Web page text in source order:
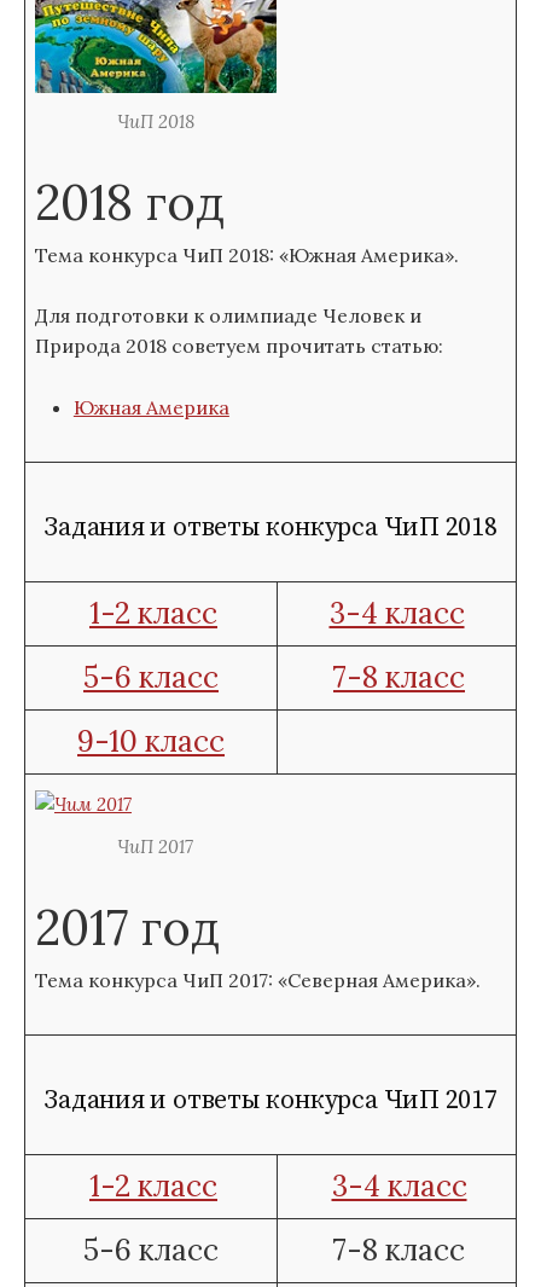
ЧиП 2018
2018 год
Тема конкурса ЧиП 2018: «Южная Америка».
Для подготовки к олимпиаде Человек и
Природа 2018 советуем прочитать статью:
Южная Америка
Задания и ответы конкурса ЧиП 2018
1-2 класс
3-4 класс
5-6 класс
7-8 класс
9-10 класс
ЧиП 2017
2017 год
Тема конкурса ЧиП 2017: «Северная Америка».
Задания и ответы конкурса ЧиП 2017
1-2 класс
3-4 класс
5-6 класс
7-8 класс